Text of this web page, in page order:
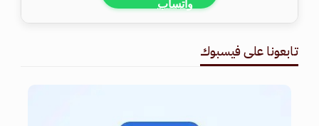
تابعونا على فيسبوك